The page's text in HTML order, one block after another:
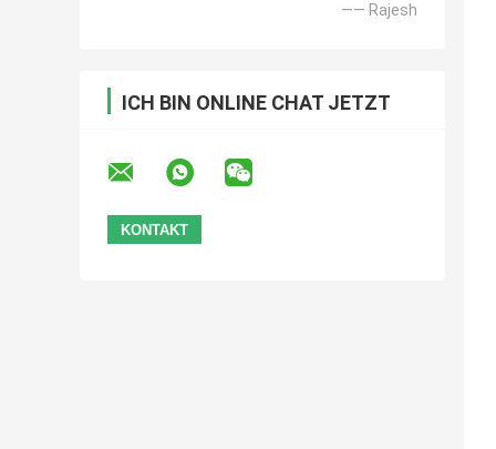
—— Rajesh
ICH BIN ONLINE CHAT JETZT